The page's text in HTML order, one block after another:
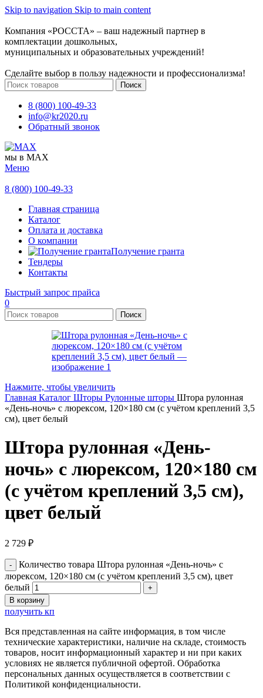
Skip to navigation Skip to main content
Компания «РОССТА» – ваш надежный партнер в
комплектации дошкольных,
муниципальных и образовательных учреждений!
Сделайте выбор в пользу надежности и профессионализма!
Поиск
8 (800) 100-49-33
info@kr2020.ru
Обратный звонок
мы в MAX
Меню
8 (800) 100-49-33
Главная страница
Каталог
Оплата и доставка
О компании
Получение гранта
Тендеры
Контакты
Быстрый запрос прайса
0
Поиск
Нажмите, чтобы увеличить
Главная Каталог Шторы Рулонные шторы Штора рулонная
«День-ночь» с люрексом, 120×180 см (с учётом креплений 3,5
см), цвет белый
Штора рулонная «День-
ночь» с люрексом, 120×180 см
(с учётом креплений 3,5 см),
цвет белый
2 729 ₽
Количество товара Штора рулонная «День-ночь» с
люрексом, 120×180 см (с учётом креплений 3,5 см), цвет
белый
В корзину
получить кп
Вся представленная на сайте информация, в том числе
технические характеристики, наличие на складе, стоимость
товаров, носит информационный характер и ни при каких
условиях не является публичной офертой. Обработка
персональных данных осуществляется в соответствии с
Политикой конфиденциальности.